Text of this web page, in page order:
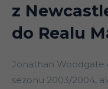
z
do Realu
Jonathan Woodgate
sezonu 2003/2004,